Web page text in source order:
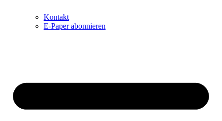
Kontakt
E-Paper abonnieren